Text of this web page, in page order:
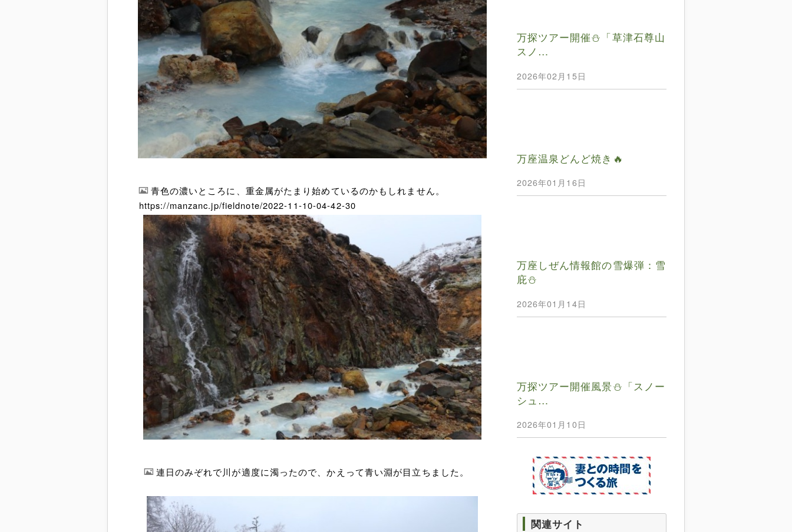
青色の濃いところに、重金属がたまり始めているのかもしれません。
https://manzanc.jp/fieldnote/2022-11-10-04-42-30
連日のみぞれで川が適度に濁ったので、かえって青い淵が目立ちました。
万探ツアー開催⛄️「草津石尊山
スノ…
2026年02月15日
万座温泉どんど焼き🔥
2026年01月16日
万座しぜん情報館の雪爆弾：雪
庇⛄️
2026年01月14日
万探ツアー開催風景⛄️「スノー
シュ…
2026年01月10日
関連サイト